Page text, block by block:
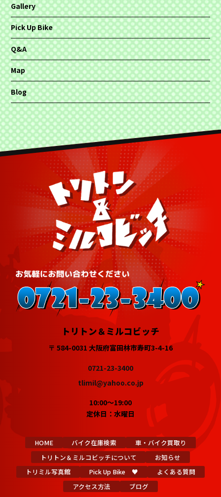
Gallery
Pick Up Bike
Q&A
Map
Blog
トリトン＆ミルコビッチ
〒 584-0031 大阪府富田林市寿町3-4-16
0721-23-3400
tlimil@yahoo.co.jp
10:00～19:00
定休日：水曜日
HOME バイク在庫検索
車・バイク買取り
トリトン＆ミルコビッチについて
お知らせ
トリミル写真館
Pick Up Bike ♥
よくある質問
アクセス方法
ブログ